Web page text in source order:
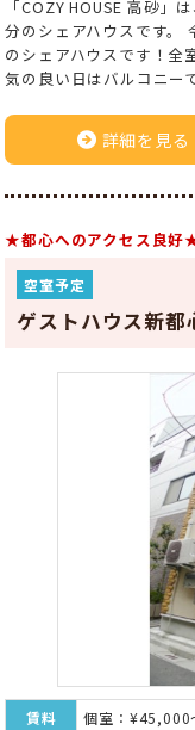
「COZY HOUSE 高砂」
分のシェアハウスです。
のシェアハウスです！全
気の良い日はバルコニー
詳細を見る
★都心へのアクセス良好
空室予定
ゲストハウス新都
賃料
個室：